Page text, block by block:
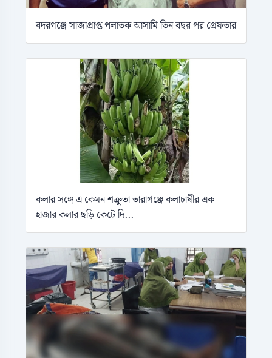
বদরগঞ্জে সাজাপ্রাপ্ত পলাতক আসামি তিন বছর পর গ্রেফতার
কলার সঙ্গে এ কেমন শক্রুতা তারাগঞ্জে কলাচাষীর এক
হাজার কলার ছড়ি কেটে দি...